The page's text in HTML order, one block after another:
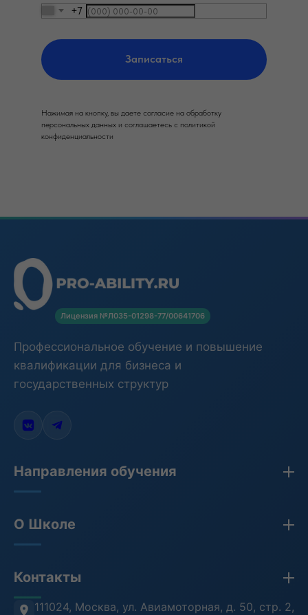
+7
Записаться
Нажимая на кнопку, вы даете согласие на обработку
персональных данных и соглашаетесь c политикой
конфиденциальности
Лицензия №Л035-01298-77/00641706
Профессиональное обучение и повышение
квалификации для бизнеса и
государственных структур
Направления обучения
Бухгалтерия
Противодействие коррупции
Антитеррористическая безопасность
О Школе
Лицензия
Проверка документов (ФРДО)
Контакты
111024, Москва, ул. Авиамоторная, д. 50, стр. 2,